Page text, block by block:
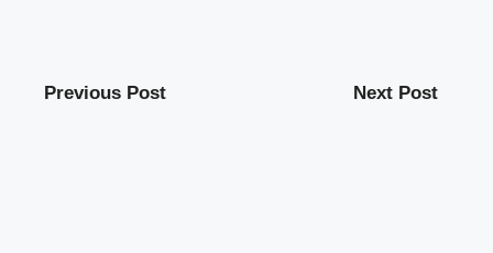
Previous Post Next Post